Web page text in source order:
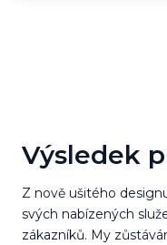
Výsledek
Z nově ušitého
svých nabízených
zákazníků. My